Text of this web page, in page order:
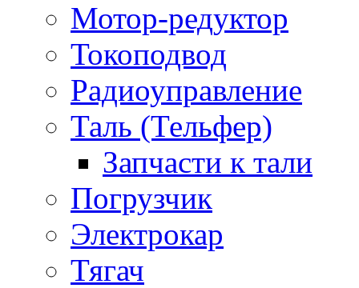
Мотор-редуктор
Токоподвод
Радиоуправление
Таль (Тельфер)
Запчасти к тали
Погрузчик
Электрокар
Тягач